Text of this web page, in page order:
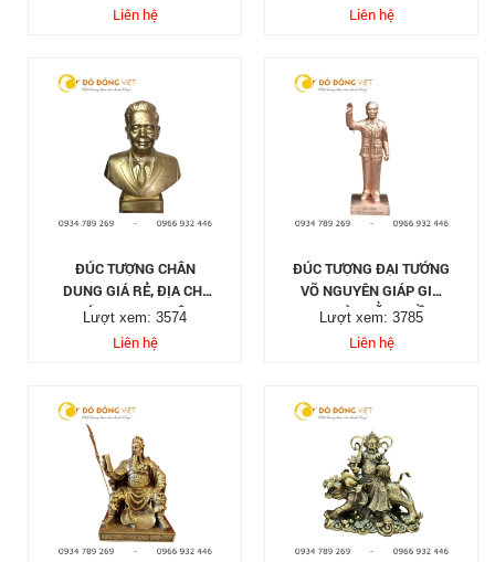
Liên hệ Liên hệ
ĐÚC TƯỢNG CHÂN
DUNG GIÁ RẺ, ĐỊA CHỈ
ĐÚC TƯỢNG CHÂN
DUNG UY TÍN
Lượt xem: 3574
Liên hệ
ĐÚC TƯỢNG ĐẠI TƯỚNG
VÕ NGUYÊN GIÁP GIƠ
TAY CHÀO BẰNG ĐỒNG
ĐỎ
Lượt xem: 3785
Liên hệ